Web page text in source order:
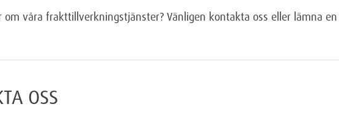
om våra frakttillverkningstjänster? Vänligen kontakta oss eller lämna en
OSS